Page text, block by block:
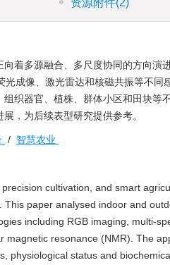
资源附件(2)
着多源融合、多尺度协同的方向演
成像、激光雷达和核磁共振等不同
织器官、植株、群体小区和田块等
，为后续表型研究提供参考。
/ 智慧农业
cultivation, and smart
paper analysed indoor and
including RGB imaging, multi-
magnetic resonance (NMR). The
physiological status and